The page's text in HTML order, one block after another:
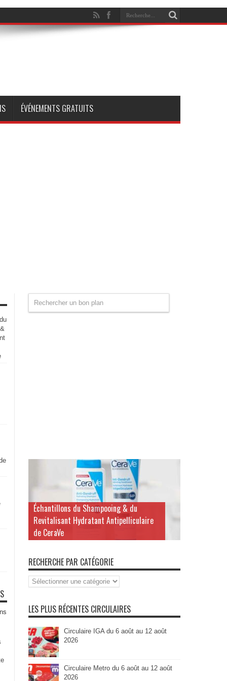
ÉVÉNEMENTS GRATUITS
Échantillons du Shampooing & du
Revitalisant Hydratant Antipelliculaire
de CeraVe
RECHERCHE PAR CATÉGORIE
Recherche
par
LES PLUS RÉCENTES CIRCULAIRES
Circulaire IGA du 6 août au 12 août
2026
Circulaire Metro du 6 août au 12 août
2026